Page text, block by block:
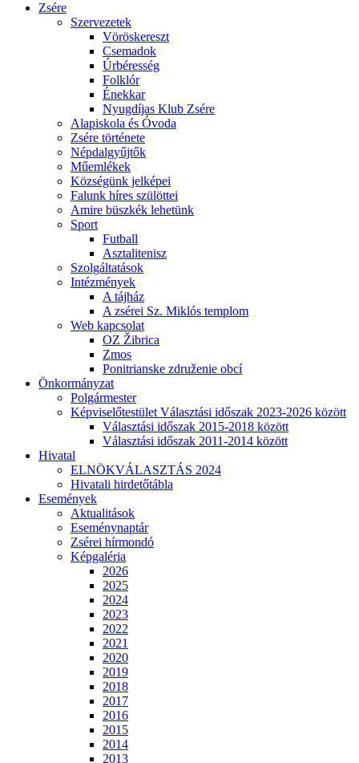
Zsére
Szervezetek
Vöröskereszt
Csemadok
Úrbéresség
Folklór
Énekkar
Nyugdíjas Klub Zsére
Alapiskola és Óvoda
Zsére története
Népdalgyűjtők
Műemlékek
Községünk jelképei
Falunk híres szülöttei
Amire büszkék lehetünk
Sport
Futball
Asztalitenisz
Szolgáltatások
Intézmények
A tájház
A zsérei Sz. Miklós templom
Web kapcsolat
OZ Žibrica
Zmos
Ponitrianske združenie obcí
Önkormányzat
Polgármester
Képviselőtestület Választási időszak 2023-2026 között
Választási időszak 2015-2018 között
Választási időszak 2011-2014 között
Hivatal
ELNÖKVÁLASZTÁS 2024
Hivatali hirdetőtábla
Események
Aktualitások
Eseménynaptár
Zsérei hírmondó
Képgaléria
2026
2025
2024
2023
2022
2021
2020
2019
2018
2017
2016
2015
2014
2013